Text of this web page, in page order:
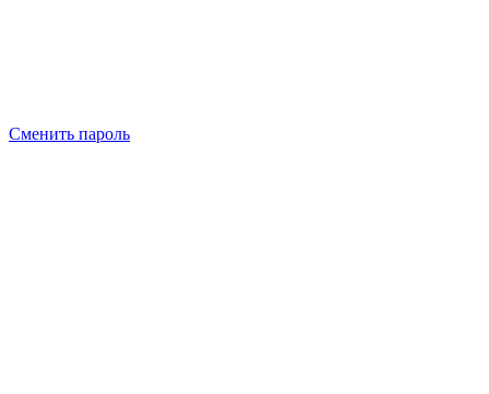
Сменить пароль